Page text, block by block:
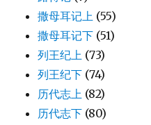
撒母耳记上 (55)
撒母耳记下 (51)
列王纪上 (73)
列王纪下 (74)
历代志上 (82)
历代志下 (80)